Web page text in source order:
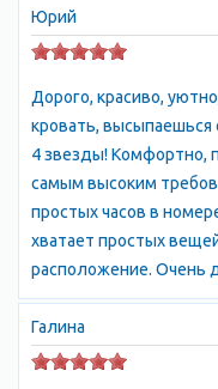
пристани Севастополя
По национальному
городов. Русские
белорусы — 1.6%,
армяне — 0.3%, евреи
азербайджанцы — 0.2%.
Климат Севастополя
Климат в Севастополе
имеет свои
подзонах:
в предгорьях —
континентальный;
Юрий
Дорого, красиво,
кровать,
4 звезды! Комфортно,
самым высоким
простых часов в
хватает простых
расположение. Очень
Галина